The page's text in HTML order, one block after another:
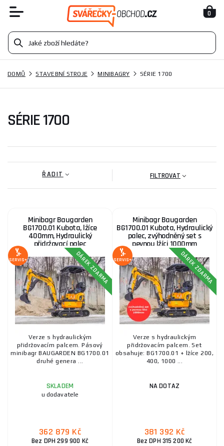
0
DOMŮ STAVEBNÍ STROJE MINIBAGRY SÉRIE 1700
SÉRIE 1700
ŘADIT FILTROVAT
Minibagr Baugarden
BG1700.01 Kubota, lžíce
400mm, Hydraulický
přidržovací palec
SERVIS+ DÁREK ZDARMA
Verze s hydraulickým
přidržovacím palcem. Pásový
minibagr BAUGARDEN BG1700.01
druhé genera ...
SKLADEM
u dodavatele
362 879 Kč
Bez DPH 299 900 Kč
Minibagr Baugarden
BG1700.01 Kubota, Hydraulický
palec, zvýhodněný set s
pevnou lžíci 1000mm
SERVIS+ DÁREK ZDARMA
Verze s hydraulickým
přidržovacím palcem. Set
obsahuje: BG1700.01 + lžíce 200,
400, 1000 ...
NA DOTAZ
381 392 Kč
Bez DPH 315 200 Kč